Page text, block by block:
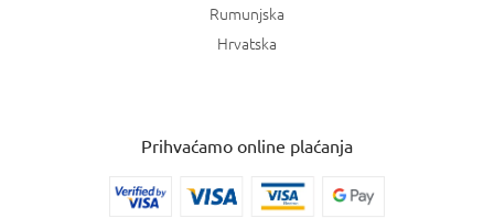
Rumunjska
Hrvatska
Prihvaćamo online plaćanja